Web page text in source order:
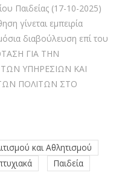
Παιδείας (17-10-2025)
γίνεται εμπειρία
διαβούλευση επί του
ΓΙΑ ΤΗΝ
ΥΠΗΡΕΣΙΩΝ ΚΑΙ
ΠΟΛΙΤΩΝ ΣΤΟ
και Αθλητισμού
Παιδεία